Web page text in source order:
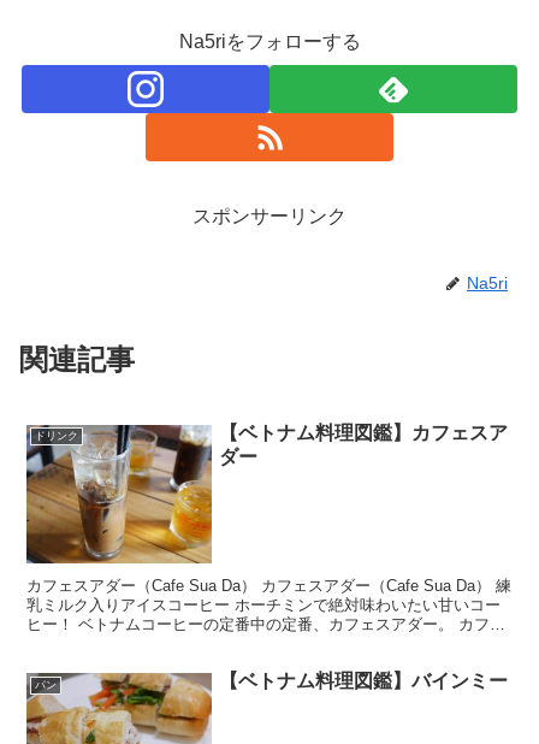
Na5riをフォローする
スポンサーリンク
Na5ri
関連記事
ドリンク
【ベトナム料理図鑑】カフェスア
ダー
カフェスアダー（Cafe Sua Da） カフェスアダー（Cafe Sua Da） 練
乳ミルク入りアイスコーヒー ホーチミンで絶対味わいたい甘いコー
ヒー！ ベトナムコーヒーの定番中の定番、カフェスアダー。 カフェ
パン 【ベトナム料理図鑑】バインミー